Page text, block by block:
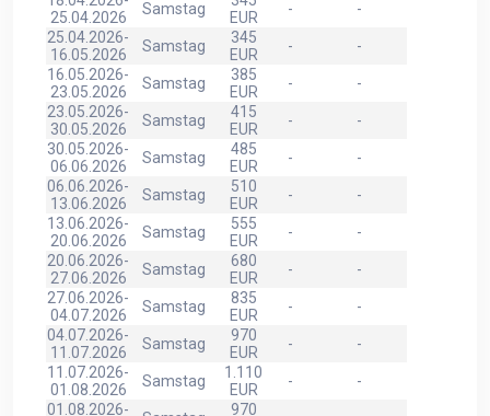
25.04.2026
Samstag
EUR
-
-
25.04.2026-
16.05.2026
Samstag
345
EUR
-
-
16.05.2026-
23.05.2026
Samstag
385
EUR
-
-
23.05.2026-
30.05.2026
Samstag
415
EUR
-
-
30.05.2026-
06.06.2026
Samstag
485
EUR
-
-
06.06.2026-
13.06.2026
Samstag
510
EUR
-
-
13.06.2026-
20.06.2026
Samstag
555
EUR
-
-
20.06.2026-
27.06.2026
Samstag
680
EUR
-
-
27.06.2026-
04.07.2026
Samstag
835
EUR
-
-
04.07.2026-
11.07.2026
Samstag
970
EUR
-
-
11.07.2026-
01.08.2026
Samstag
1.110
EUR
-
-
01.08.2026-
970